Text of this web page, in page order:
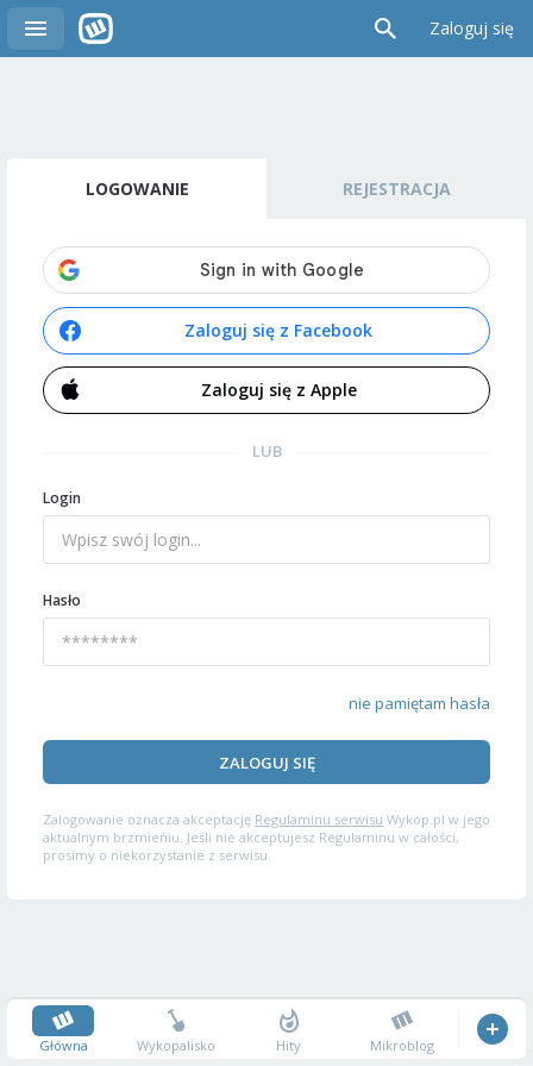
Zaloguj się
LOGOWANIE REJESTRACJA
Zaloguj się z Facebook
Zaloguj się z Apple
LUB
Login
Hasło
nie pamiętam hasła
ZALOGUJ SIĘ
Zalogowanie oznacza akceptację Regulaminu serwisu Wykop.pl w jego
aktualnym brzmieniu. Jeśli nie akceptujesz Regulaminu w całości,
prosimy o niekorzystanie z serwisu.
Główna Wykopalisko Hity Mikroblog